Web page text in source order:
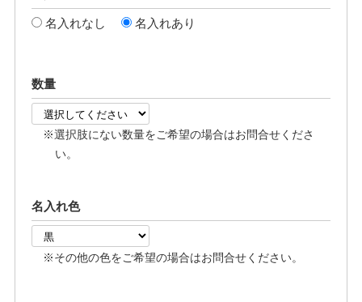
名入れなし 名入れあり
数量
※選択肢にない数量をご希望の場合はお問合せくださ
い。
名入れ色
※その他の色をご希望の場合はお問合せください。